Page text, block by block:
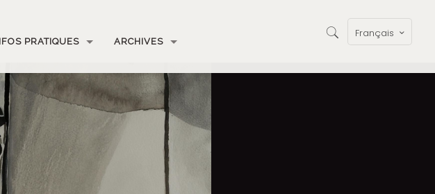
PRATIQUES ARCHIVES
Français